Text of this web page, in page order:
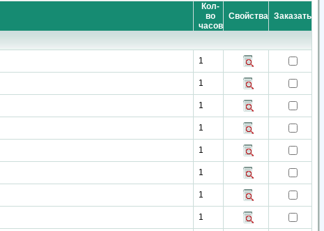
Кол-
во
часов
Свойства Заказать
1
1
1
1
1
1
1
1